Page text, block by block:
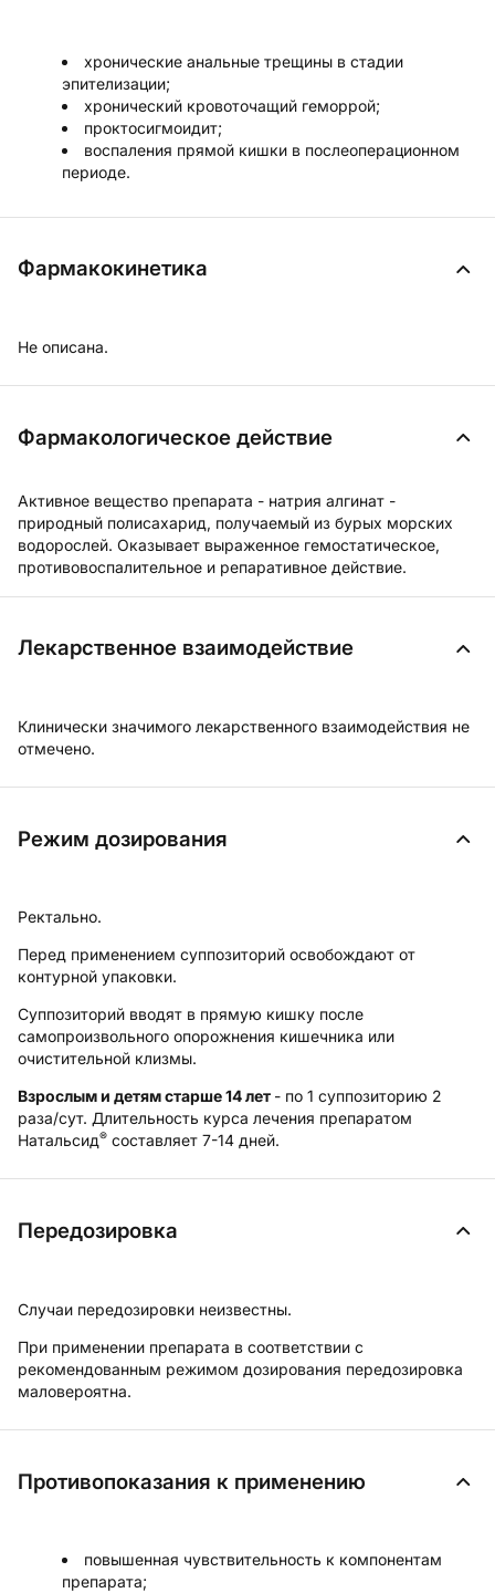
хронические анальные трещины в стадии
эпителизации;
хронический кровоточащий геморрой;
проктосигмоидит;
воспаления прямой кишки в послеоперационном
периоде.
Фармакокинетика
Не описана.
Фармакологическое действие
Активное вещество препарата - натрия алгинат -
природный полисахарид, получаемый из бурых морских
водорослей. Оказывает выраженное гемостатическое,
противовоспалительное и репаративное действие.
Лекарственное взаимодействие
Клинически значимого лекарственного взаимодействия не
отмечено.
Режим дозирования
Ректально.
Перед применением суппозиторий освобождают от
контурной упаковки.
Суппозиторий вводят в прямую кишку после
самопроизвольного опорожнения кишечника или
очистительной клизмы.
Взрослым и детям старше 14 лет - по 1 суппозиторию 2
раза/сут. Длительность курса лечения препаратом
Натальсид® составляет 7-14 дней.
Передозировка
Случаи передозировки неизвестны.
При применении препарата в соответствии с
рекомендованным режимом дозирования передозировка
маловероятна.
Противопоказания к применению
повышенная чувствительность к компонентам
препарата;